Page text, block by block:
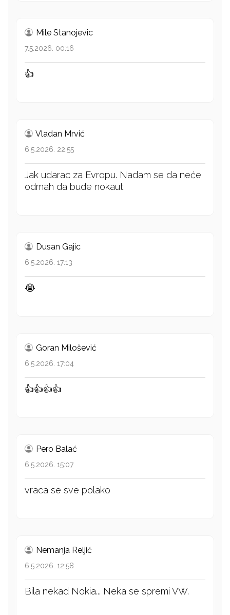
Mile Stanojevic
7.5.2026. 00:16
👍
Vladan Mrvić
6.5.2026. 22:55
Jak udarac za Evropu. Nadam se da neće
odmah da bude nokaut.
Dusan Gajic
6.5.2026. 17:13
😭
Goran Milošević
6.5.2026. 17:04
👍👍👍👍
Pero Balać
6.5.2026. 15:07
vraca se sve polako
Nemanja Reljić
6.5.2026. 12:58
Bila nekad Nokia... Neka se spremi VW.